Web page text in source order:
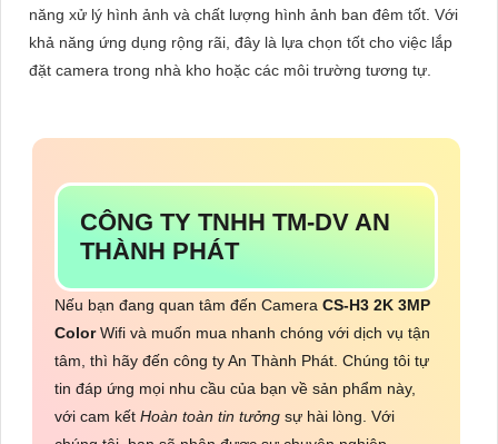
năng xử lý hình ảnh và chất lượng hình ảnh ban đêm tốt. Với
khả năng ứng dụng rộng rãi, đây là lựa chọn tốt cho việc lắp
đặt camera trong nhà kho hoặc các môi trường tương tự.
CÔNG TY TNHH TM-DV AN
THÀNH PHÁT
Nếu bạn đang quan tâm đến Camera CS-H3 2K 3MP
ColorWifi và muốn mua nhanh chóng với dịch vụ tận
tâm, thì hãy đến công ty An Thành Phát. Chúng tôi tự
tin đáp ứng mọi nhu cầu của bạn về sản phẩm này,
với cam kết Hoàn toàn tin tưởng sự hài lòng. Với